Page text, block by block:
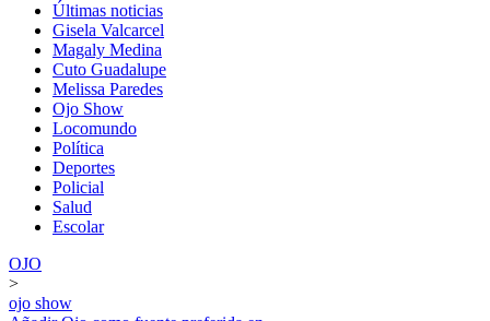
Últimas noticias
Gisela Valcarcel
Magaly Medina
Cuto Guadalupe
Melissa Paredes
Ojo Show
Locomundo
Política
Deportes
Policial
Salud
Escolar
OJO
>
ojo show